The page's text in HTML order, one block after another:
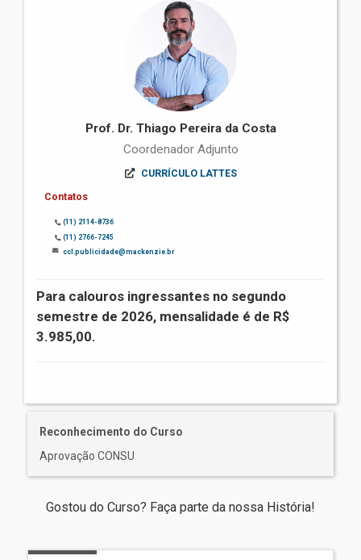
Prof. Dr. Thiago Pereira da Costa
Coordenador Adjunto
CURRÍCULO LATTES
Contatos
(11) 2114-8736
(11) 2766-7245
ccl.publicidade@mackenzie.br
Para calouros ingressantes no segundo
semestre de 2026, mensalidade é de R$
3.985,00.
Reconhecimento do Curso
Aprovação CONSU
Gostou do Curso? Faça parte da nossa História!